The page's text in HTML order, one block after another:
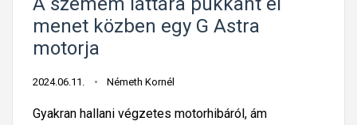
menet közben egy G Astra
motorja
2024.06.11. Németh Kornél
Gyakran hallani végzetes motorhibáról, ám